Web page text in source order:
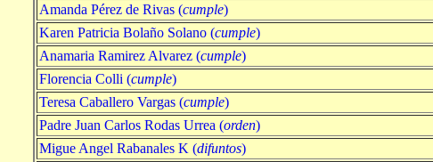
Amanda Pérez de Rivas (cumple)
Karen Patricia Bolaño Solano (cumple)
Anamaria Ramirez Alvarez (cumple)
Florencia Colli (cumple)
Teresa Caballero Vargas (cumple)
Padre Juan Carlos Rodas Urrea (orden)
Migue Angel Rabanales K (difuntos)